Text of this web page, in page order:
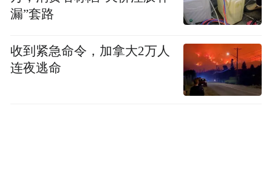
漏”套路
收到紧急命令，加拿大2万人
连夜逃命